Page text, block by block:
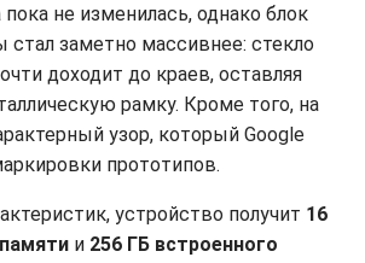
не изменилась, однако блок
заметно массивнее: стекло
доходит до краев, оставляя
рамку. Кроме того, на
узор, который Google
прототипов.
устройство получит 16
и 256 ГБ встроенного